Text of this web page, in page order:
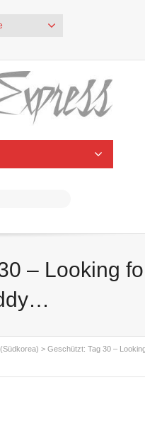
– Looking
> Geschützt: Tag 30 –